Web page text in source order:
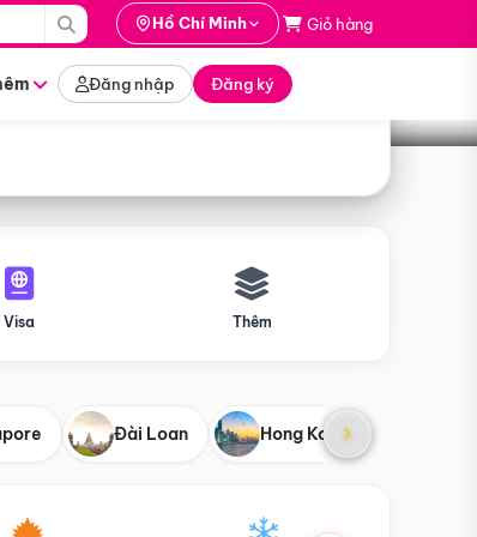
Hồ Chí Minh Giỏ hàng
Đăng nhập Đăng ký
Tìm tour
Visa Thêm
Đài Loan Hong Kong